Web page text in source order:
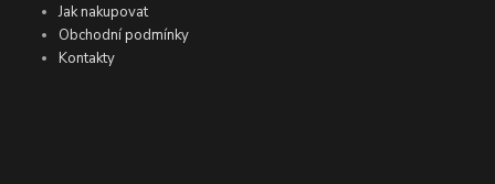
Jak nakupovat
Obchodní podmínky
Kontakty